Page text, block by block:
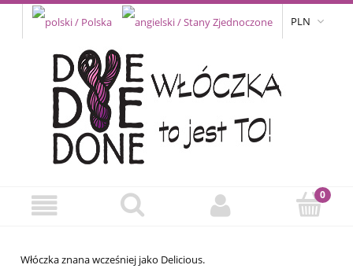
PLN
Włóczka znana wcześniej jako Delicious.